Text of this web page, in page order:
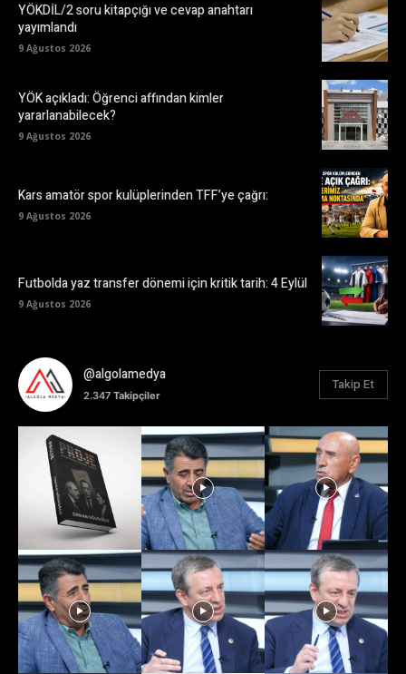
YÖKDİL/2 soru kitapçığı ve cevap anahtarı
yayımlandı
9 Ağustos 2026
YÖK açıkladı: Öğrenci affından kimler
yararlanabilecek?
9 Ağustos 2026
Kars amatör spor kulüplerinden TFF’ye çağrı:
9 Ağustos 2026
Futbolda yaz transfer dönemi için kritik tarih: 4 Eylül
9 Ağustos 2026
@algolamedya
2.347 Takipçiler
Takip Et